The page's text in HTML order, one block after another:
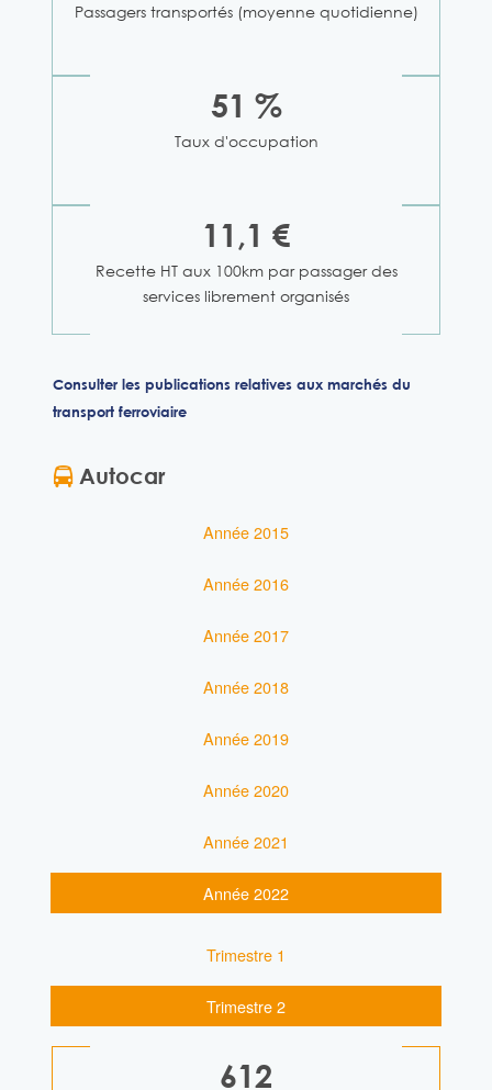
Passagers transportés (moyenne quotidienne)
51 %
Taux d'occupation
11,1 €
Recette HT aux 100km par passager des
services librement organisés
Consulter les publications relatives aux marchés du
transport ferroviaire
Autocar
Année 2015
Année 2016
Année 2017
Année 2018
Année 2019
Année 2020
Année 2021
Année 2022
Trimestre 1
Trimestre 2
612